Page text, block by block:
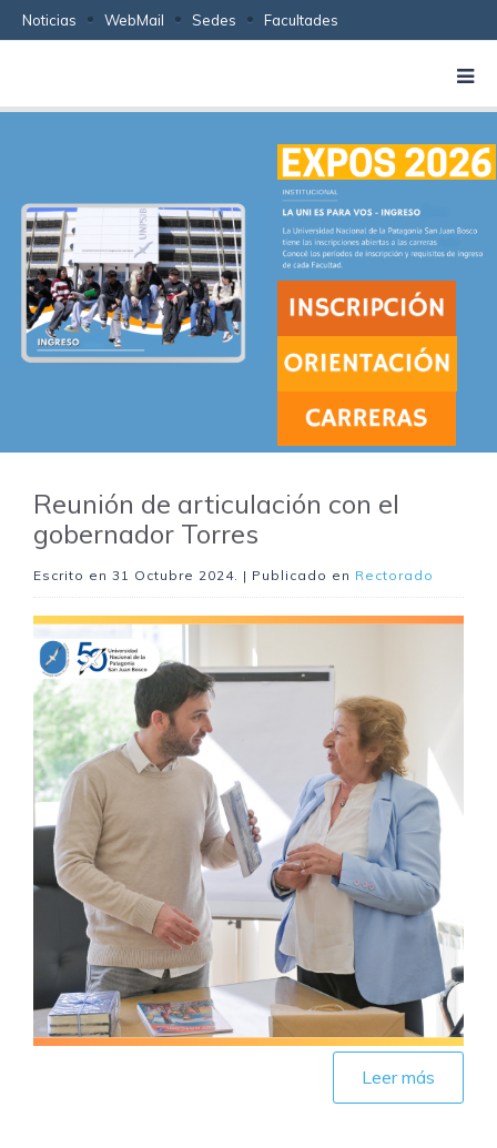
Noticias WebMail Sedes Facultades
Reunión de articulación con el
gobernador Torres
Escrito en 31 Octubre 2024. | Publicado en Rectorado
Leer más